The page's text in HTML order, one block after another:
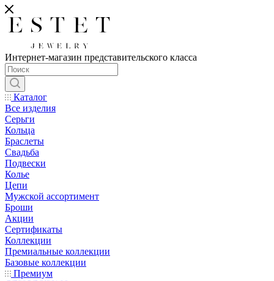
Интернет-магазин представительского класса
Каталог
Все изделия
Серьги
Кольца
Браслеты
Свадьба
Подвески
Колье
Цепи
Мужской ассортимент
Броши
Акции
Сертификаты
Коллекции
Премиальные коллекции
Базовые коллекции
Премиум